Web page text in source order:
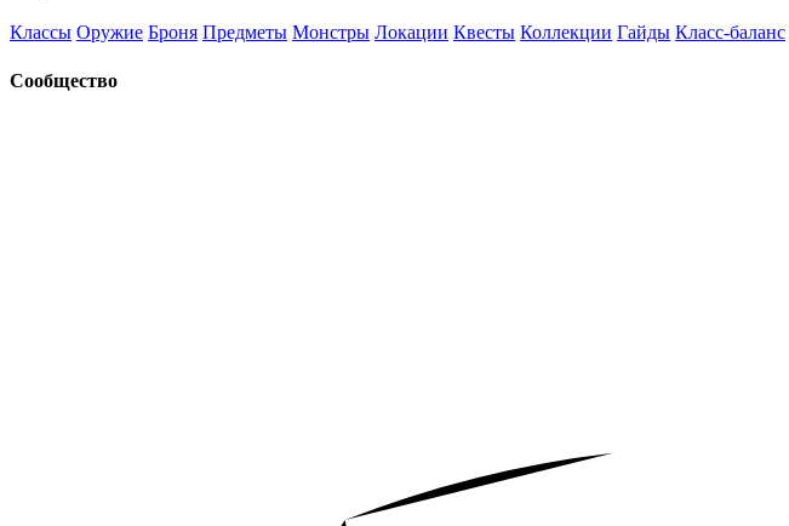
Классы Оружие Броня Предметы Монстры Локации Квесты Коллекции Гайды Класс-баланс
Сообщество